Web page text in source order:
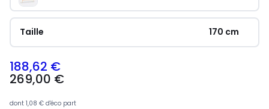
Taille 170 cm
188,62 €
269,00 €
dont 1,08 € d'éco part